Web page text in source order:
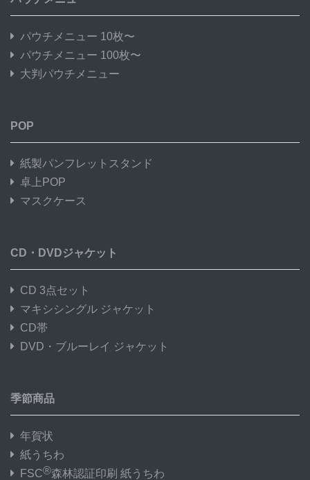
パウチメニュー 10枚〜
パウチメニュー 100枚〜
大判パウチメニュー
POP
紙製パンフレットスタンド
卓上POP
マスクケース
CD・DVDジャケット
CD 3点セット
マキシシングル ジャケット
CD帯
DVD・ブルーレイ ジャケット
季節商品
年賀状
紙うちわ
FSC®森林認証印刷 紙うちわ